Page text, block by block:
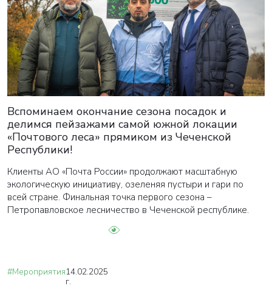
Вспоминаем окончание сезона посадок и
делимся пейзажами самой южной локации
«Почтового леса» прямиком из Чеченской
Республики!
Клиенты АО «Почта России» продолжают масштабную
экологическую инициативу, озеленяя пустыри и гари по
всей стране. Финальная точка первого сезона –
Петропавловское лесничество в Чеченской республике.
#Мероприятия14.02.2025
г.